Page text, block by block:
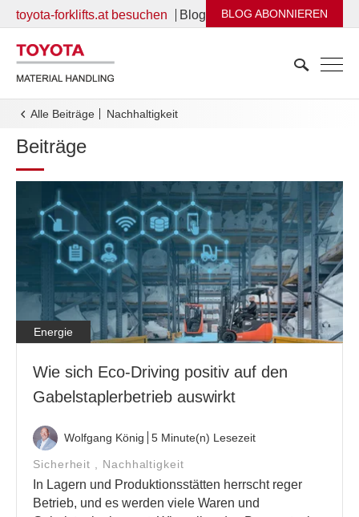
toyota-forklifts.at besuchen Blog BLOG ABONNIEREN
Alle Beiträge nachhaltigkeit
Beiträge
Energie
Wie sich Eco-Driving positiv auf den
Gabelstaplerbetrieb auswirkt
Wolfgang König 5 Minute(n) Lesezeit
Sicherheit Nachhaltigkeit
In Lagern und Produktionsstätten herrscht reger
Betrieb, und es werden viele Waren und